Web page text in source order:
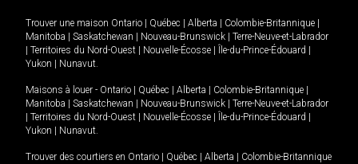
Trouver une maison Ontario Québec Alberta Colombie-Britannique
Manitoba
Saskatchewan Nouveau-Brunswick
Terre-Neuve-et-Labrador
Territoires du Nord-Ouest Nouvelle-Écosse Île-du-Prince-Édouard
Yukon
Nunavut.
Maisons à louer - Ontario Québec Alberta Colombie-Britannique
Manitoba
Saskatchewan Nouveau-Brunswick
Terre-Neuve-et-Labrador
Territoires du Nord-Ouest Nouvelle-Écosse Île-du-Prince-Édouard
Yukon
Nunavut.
Trouver des courtiers en Ontario Québec Alberta
Colombie-Britannique